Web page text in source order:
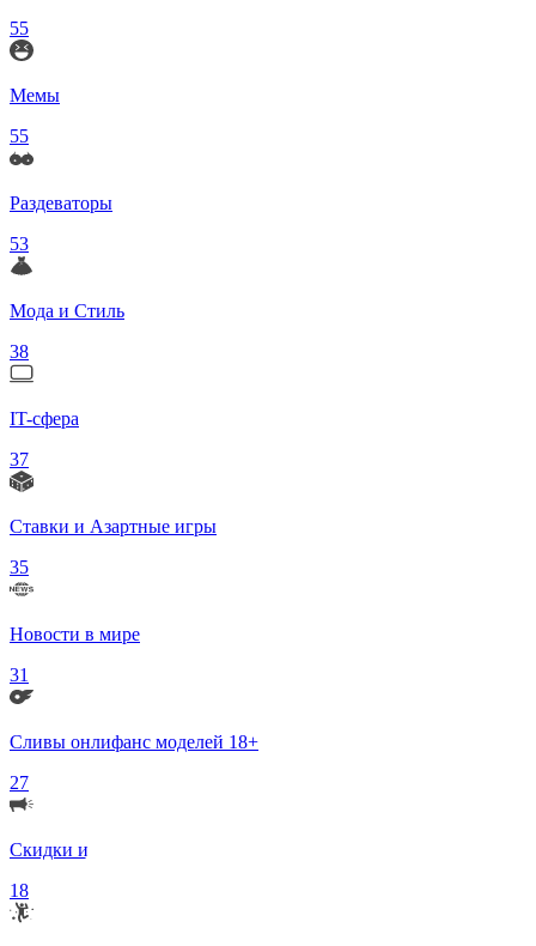
55
Мемы
55
Раздеваторы
53
Мода и Стиль
38
IT-сфера
37
Ставки и Азартные игры
35
Новости в мире
31
Сливы онлифанс моделей 18+
27
Скидки и Акции
18